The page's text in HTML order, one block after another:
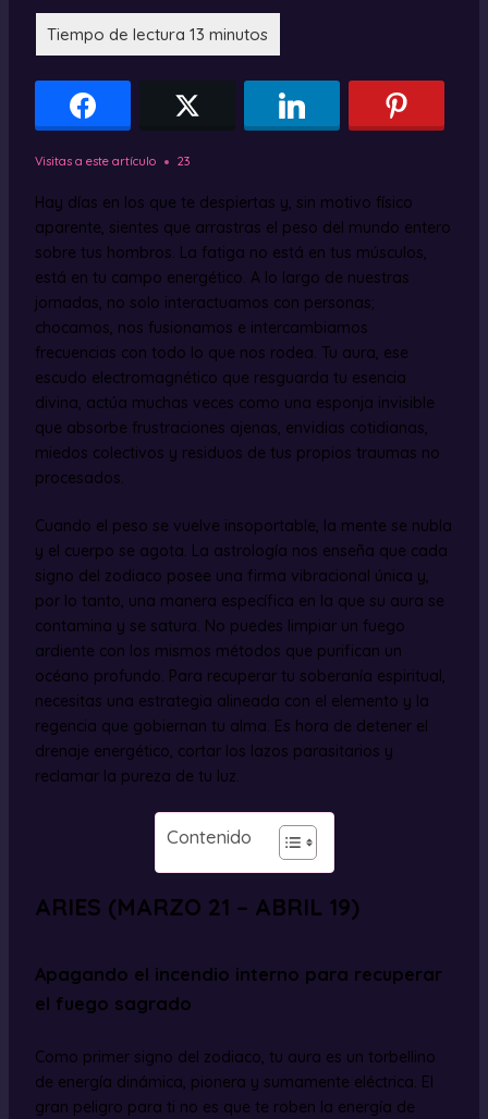
Visitas a este artículo 23
Hay días en los que te despiertas y, sin motivo físico
aparente, sientes que arrastras el peso del mundo entero
sobre tus hombros. La fatiga no está en tus músculos,
está en tu campo energético. A lo largo de nuestras
jornadas, no solo interactuamos con personas;
chocamos, nos fusionamos e intercambiamos
frecuencias con todo lo que nos rodea. Tu aura, ese
escudo electromagnético que resguarda tu esencia
divina, actúa muchas veces como una esponja invisible
que absorbe frustraciones ajenas, envidias cotidianas,
miedos colectivos y residuos de tus propios traumas no
procesados.
Cuando el peso se vuelve insoportable, la mente se nubla
y el cuerpo se agota. La astrología nos enseña que cada
signo del zodiaco posee una firma vibracional única y,
por lo tanto, una manera específica en la que su aura se
contamina y se satura. No puedes limpiar un fuego
ardiente con los mismos métodos que purifican un
océano profundo. Para recuperar tu soberanía espiritual,
necesitas una estrategia alineada con el elemento y la
regencia que gobiernan tu alma. Es hora de detener el
drenaje energético, cortar los lazos parasitarios y
reclamar la pureza de tu luz.
Contenido
ARIES (MARZO 21 – ABRIL 19)
Apagando el incendio interno para recuperar
el fuego sagrado
Como primer signo del zodiaco, tu aura es un torbellino
de energía dinámica, pionera y sumamente eléctrica. El
gran peligro para ti no es que te roben la energía de